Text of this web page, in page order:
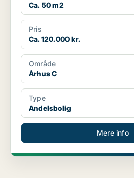
Ca. 50 m2
Pris
Ca. 120.000 kr.
Område
Århus C
Type
Andelsbolig
Mere info